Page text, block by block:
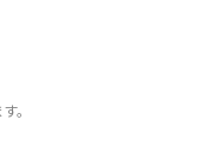
。